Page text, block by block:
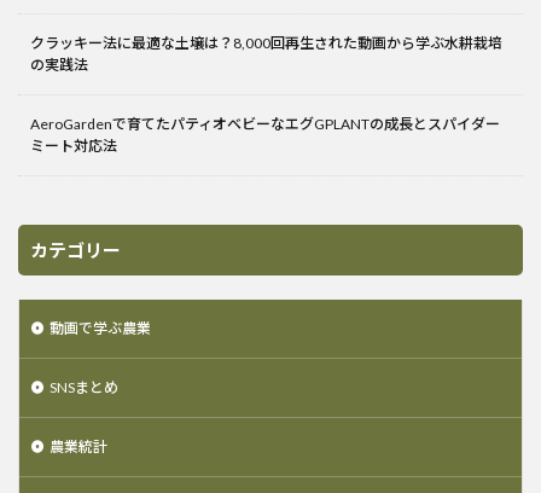
クラッキー法に最適な土壌は？8,000回再生された動画から学ぶ水耕栽培
の実践法
AeroGardenで育てたパティオベビーなエグGPLANTの成長とスパイダー
ミート対応法
カテゴリー
動画で学ぶ農業
SNSまとめ
農業統計